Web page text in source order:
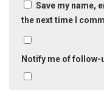
Save my name,
the next time I
Notify me of follow-